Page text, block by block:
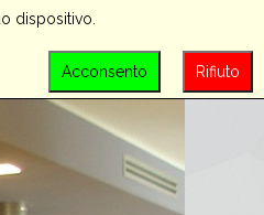
SEARCH
dispositivo.
Rifiuto
Acconsento